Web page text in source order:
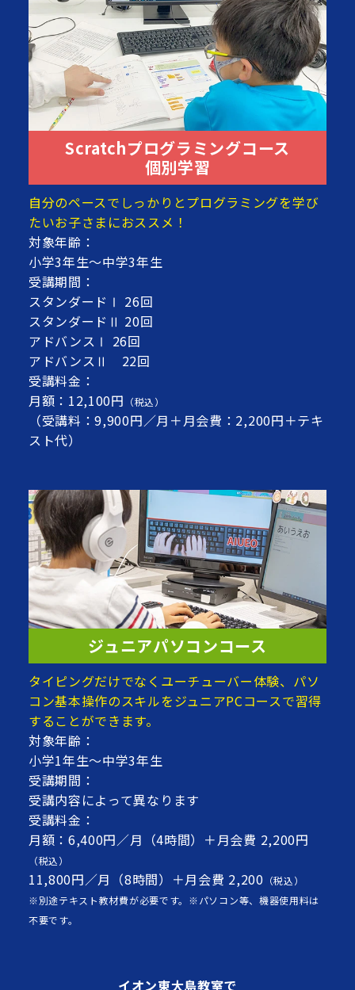
Scratchプログラミングコース
個別学習
自分のペースでしっかりとプログラミングを学び
たいお子さまにおススメ！
対象年齢：
小学3年生～中学3年生
受講期間：
スタンダードⅠ 26回
スタンダードⅡ 20回
アドバンスⅠ 26回
アドバンスⅡ 22回
受講料金：
月額：12,100円 （税込）
（受講料：9,900円／月＋月会費：2,200円＋テキ
スト代）
ジュニアパソコンコース
タイピングだけでなくユーチューバー体験、パソ
コン基本操作のスキルをジュニアPCコースで習得
することができます。
対象年齢：
小学1年生～中学3年生
受講期間：
受講内容によって異なります
受講料金：
月額：6,400円／月（4時間）＋月会費 2,200円
（税込）
11,800円／月（8時間）＋月会費 2,200 （税込）
※別途テキスト教材費が必要です。※パソコン等、機器使用料は
不要です。
イオン東大島教室で